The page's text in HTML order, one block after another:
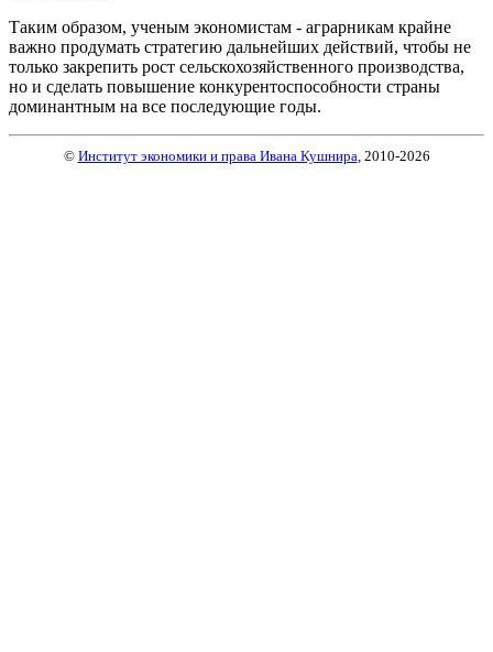
Таким образом, ученым экономистам - аграрникам крайне
важно продумать стратегию дальнейших действий, чтобы не
только закрепить рост сельскохозяйственного производства,
но и сделать повышение конкурентоспособности страны
доминантным на все последующие годы.
© Институт экономики и права Ивана Кушнира , 2010-2026